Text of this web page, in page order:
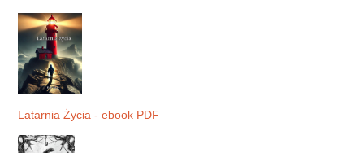
Latarnia Życia - ebook PDF